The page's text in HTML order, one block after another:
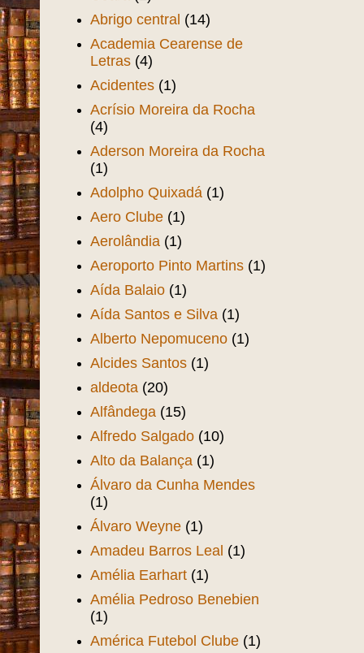
Abrigo central (14)
Academia Cearense de
Letras (4)
Acidentes (1)
Acrísio Moreira da Rocha
(4)
Aderson Moreira da Rocha
(1)
Adolpho Quixadá (1)
Aero Clube (1)
Aerolândia (1)
Aeroporto Pinto Martins (1)
Aída Balaio (1)
Aída Santos e Silva (1)
Alberto Nepomuceno (1)
Alcides Santos (1)
aldeota (20)
Alfândega (15)
Alfredo Salgado (10)
Alto da Balança (1)
Álvaro da Cunha Mendes
(1)
Álvaro Weyne (1)
Amadeu Barros Leal (1)
Amélia Earhart (1)
Amélia Pedroso Benebien
(1)
América Futebol Clube (1)